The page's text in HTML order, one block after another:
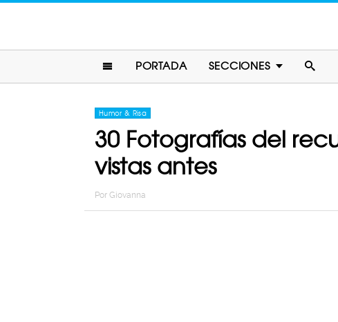
PORTADA SECCIONES
Humor & Risa
30 Fotografías del
vistas antes
Por Giovanna